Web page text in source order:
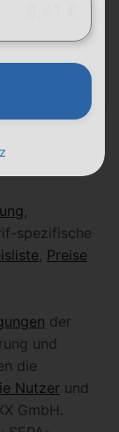
,
spezifische
, Preise
der
und
die
Nutzer und
GmbH.